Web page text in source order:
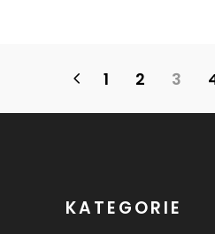
1 2 3
KATEGORIE